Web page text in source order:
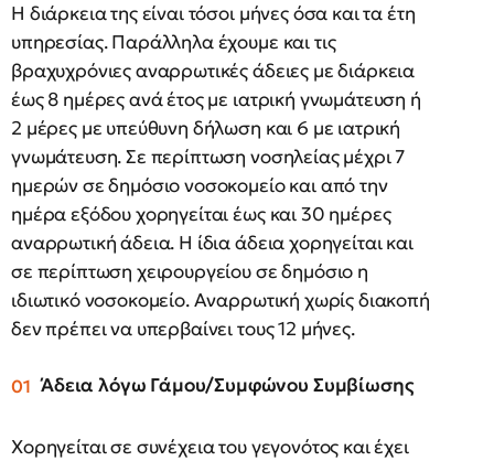
Η διάρκεια της είναι τόσοι μήνες όσα και τα έτη
υπηρεσίας. Παράλληλα έχουμε και τις
βραχυχρόνιες αναρρωτικές άδειες με διάρκεια
έως 8 ημέρες ανά έτος με ιατρική γνωμάτευση ή
2 μέρες με υπεύθυνη δήλωση και 6 με ιατρική
γνωμάτευση. Σε περίπτωση νοσηλείας μέχρι 7
ημερών σε δημόσιο νοσοκομείο και από την
ημέρα εξόδου χορηγείται έως και 30 ημέρες
αναρρωτική άδεια. Η ίδια άδεια χορηγείται και
σε περίπτωση χειρουργείου σε δημόσιο η
ιδιωτικό νοσοκομείο. Αναρρωτική χωρίς διακοπή
δεν πρέπει να υπερβαίνει τους 12 μήνες.
Άδεια λόγω Γάμου/Συμφώνου Συμβίωσης
Χορηγείται σε συνέχεια του γεγονότος και έχει